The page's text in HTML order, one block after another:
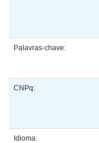
Palavras-chave:
CNPq:
Idioma: